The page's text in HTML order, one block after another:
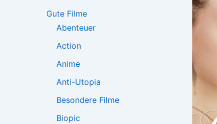
a
Gute Filme
Abenteuer
Action
Anime
Anti-Utopia
Besondere Filme
Biopic